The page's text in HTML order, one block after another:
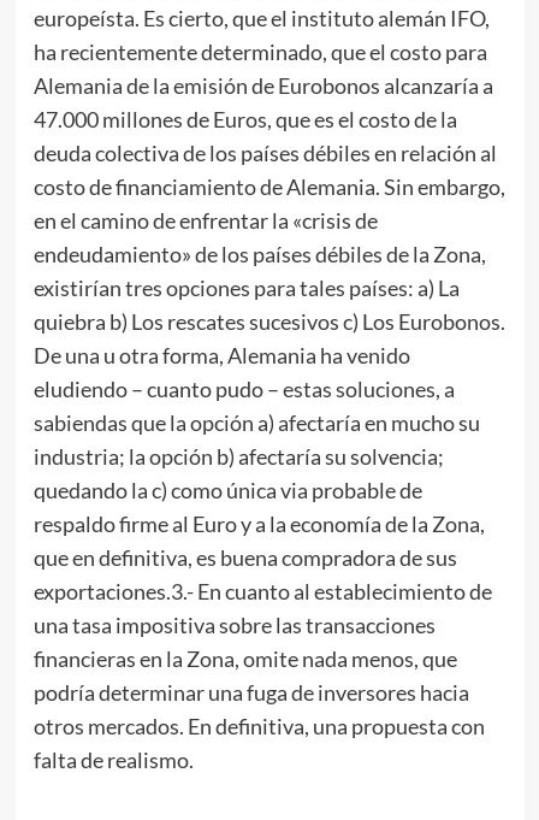
europeísta. Es cierto, que el instituto alemán IFO,
ha recientemente determinado, que el costo para
Alemania de la emisión de Eurobonos alcanzaría a
47.000 millones de Euros, que es el costo de la
deuda colectiva de los países débiles en relación al
costo de financiamiento de Alemania. Sin embargo,
en el camino de enfrentar la «crisis de
endeudamiento» de los países débiles de la Zona,
existirían tres opciones para tales países: a) La
quiebra b) Los rescates sucesivos c) Los Eurobonos.
De una u otra forma, Alemania ha venido
eludiendo – cuanto pudo – estas soluciones, a
sabiendas que la opción a) afectaría en mucho su
industria; la opción b) afectaría su solvencia;
quedando la c) como única via probable de
respaldo firme al Euro y a la economía de la Zona,
que en definitiva, es buena compradora de sus
exportaciones.3.- En cuanto al establecimiento de
una tasa impositiva sobre las transacciones
financieras en la Zona, omite nada menos, que
podría determinar una fuga de inversores hacia
otros mercados. En definitiva, una propuesta con
falta de realismo.